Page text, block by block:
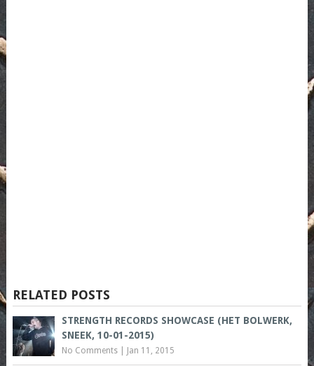
RELATED POSTS
STRENGTH RECORDS SHOWCASE (HET BOLWERK,
SNEEK, 10-01-2015)
No Comments| Jan 11, 2015